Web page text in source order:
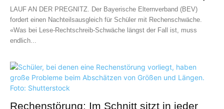
LAUF AN DER PREGNITZ. Der Bayerische Elternverband (BEV)
fordert einen Nachteilsausgleich für Schüler mit Rechenschwäche.
«Was bei Lese-Rechtschreib-Schwäche längst der Fall ist, muss
endlich...
Rechenstörung: Im Schnitt sitzt in jeder